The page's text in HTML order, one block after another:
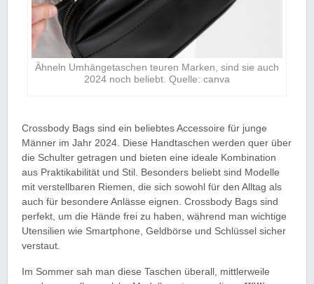
Ähneln Umhängetaschen teuren Marken, sind sie auch
2024 noch beliebt. Quelle: canva
Crossbody Bags sind ein beliebtes Accessoire für junge
Männer im Jahr 2024. Diese Handtaschen werden quer über
die Schulter getragen und bieten eine ideale Kombination
aus Praktikabilität und Stil. Besonders beliebt sind Modelle
mit verstellbaren Riemen, die sich sowohl für den Alltag als
auch für besondere Anlässe eignen. Crossbody Bags sind
perfekt, um die Hände frei zu haben, während man wichtige
Utensilien wie Smartphone, Geldbörse und Schlüssel sicher
verstaut.
Im Sommer sah man diese Taschen überall, mittlerweile